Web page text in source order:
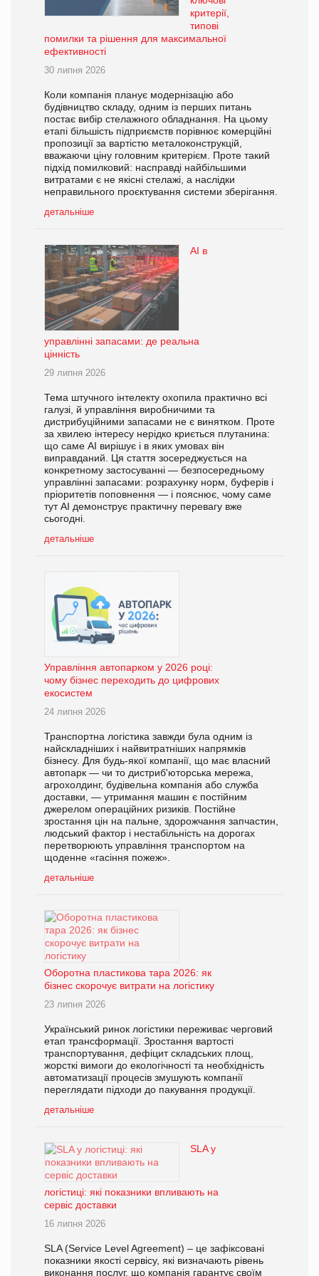
критерії,
типові
помилки та рішення для максимальної
ефективності
30 липня 2026
Коли компанія планує модернізацію або
будівництво складу, одним із перших питань
постає вибір стелажного обладнання. На цьому
етапі більшість підприємств порівнює комерційні
пропозиції за вартістю металоконструкцій,
вважаючи ціну головним критерієм. Проте такий
підхід помилковий: насправді найбільшими
витратами є не якісні стелажі, а наслідки
неправильного проєктування системи зберігання.
детальніше
AI в
управлінні запасами: де реальна
цінність
29 липня 2026
Тема штучного інтелекту охопила практично всі
галузі, й управління виробничими та
дистрибуційними запасами не є винятком. Проте
за хвилею інтересу нерідко криється плутанина:
що саме AI вирішує і в яких умовах він
виправданий. Ця стаття зосереджується на
конкретному застосуванні — безпосередньому
управлінні запасами: розрахунку норм, буферів і
пріоритетів поповнення — і пояснює, чому саме
тут AI демонструє практичну перевагу вже
сьогодні.
детальніше
Управління автопарком у 2026 році:
чому бізнес переходить до цифрових
екосистем
24 липня 2026
Транспортна логістика завжди була одним із
найскладніших і найвитратніших напрямків
бізнесу. Для будь-якої компанії, що має власний
автопарк — чи то дистриб'юторська мережа,
агрохолдинг, будівельна компанія або служба
доставки, — утримання машин є постійним
джерелом операційних ризиків. Постійне
зростання цін на пальне, здорожчання запчастин,
людський фактор і нестабільність на дорогах
перетворюють управління транспортом на
щоденне «гасіння пожеж».
детальніше
Оборотна пластикова тара 2026: як
бізнес скорочує витрати на логістику
23 липня 2026
Український ринок логістики переживає черговий
етап трансформації. Зростання вартості
транспортування, дефіцит складських площ,
жорсткі вимоги до екологічності та необхідність
автоматизації процесів змушують компанії
переглядати підходи до пакування продукції.
детальніше
SLA у
логістиці: які показники впливають на
сервіс доставки
16 липня 2026
SLA (Service Level Agreement) – це зафіксовані
показники якості сервісу, які визначають рівень
виконання послуг, що компанія гарантує своїм